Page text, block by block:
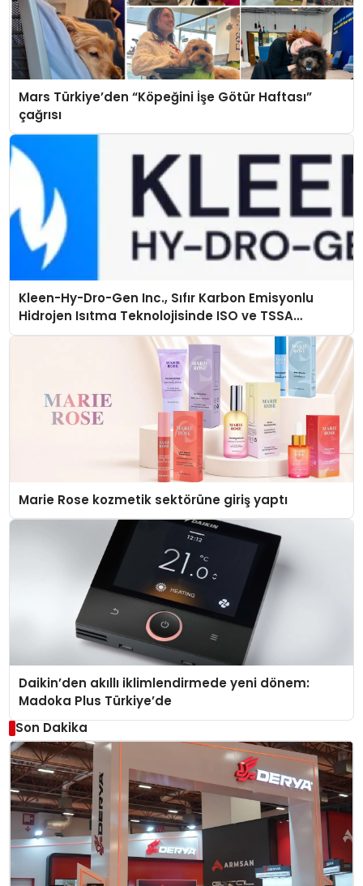
Mars Türkiye’den “Köpeğini İşe Götür Haftası”
çağrısı
Kleen-Hy-Dro-Gen Inc., Sıfır Karbon Emisyonlu
Hidrojen Isıtma Teknolojisinde ISO ve TSSA
Düzenleyici Onaylarını Aldı
Marie Rose kozmetik sektörüne giriş yaptı
Daikin’den akıllı iklimlendirmede yeni dönem:
Madoka Plus Türkiye’de
Son Dakika